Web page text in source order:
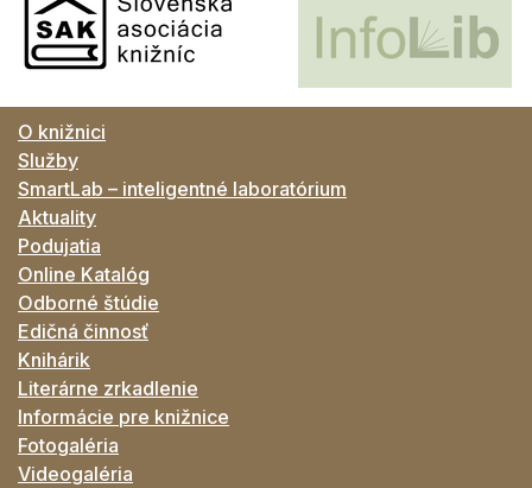
O knižnici
Služby
SmartLab – inteligentné laboratórium
Aktuality
Podujatia
Online Katalóg
Odborné štúdie
Edičná činnosť
Knihárik
Literárne zrkadlenie
Informácie pre knižnice
Fotogaléria
Videogaléria